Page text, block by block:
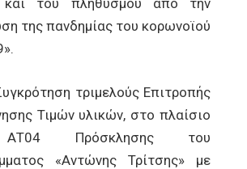
και του πληθυσμού από την
της πανδημίας του κορωνοϊού
τριμελούς Επιτροπής
Τιμών υλικών, στο πλαίσιο
Πρόσκλησης του
«Αντώνης Τρίτσης» με